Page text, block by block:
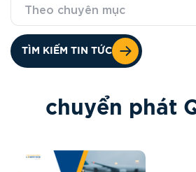
Theo chuyên mục
TÌM KIẾM TIN TỨC
c huyển p hát